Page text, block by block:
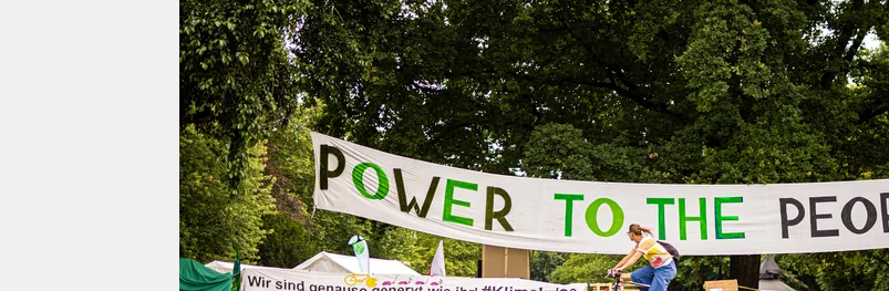
nord
wahrheit
verlag
verlag
veranstaltungen
shop